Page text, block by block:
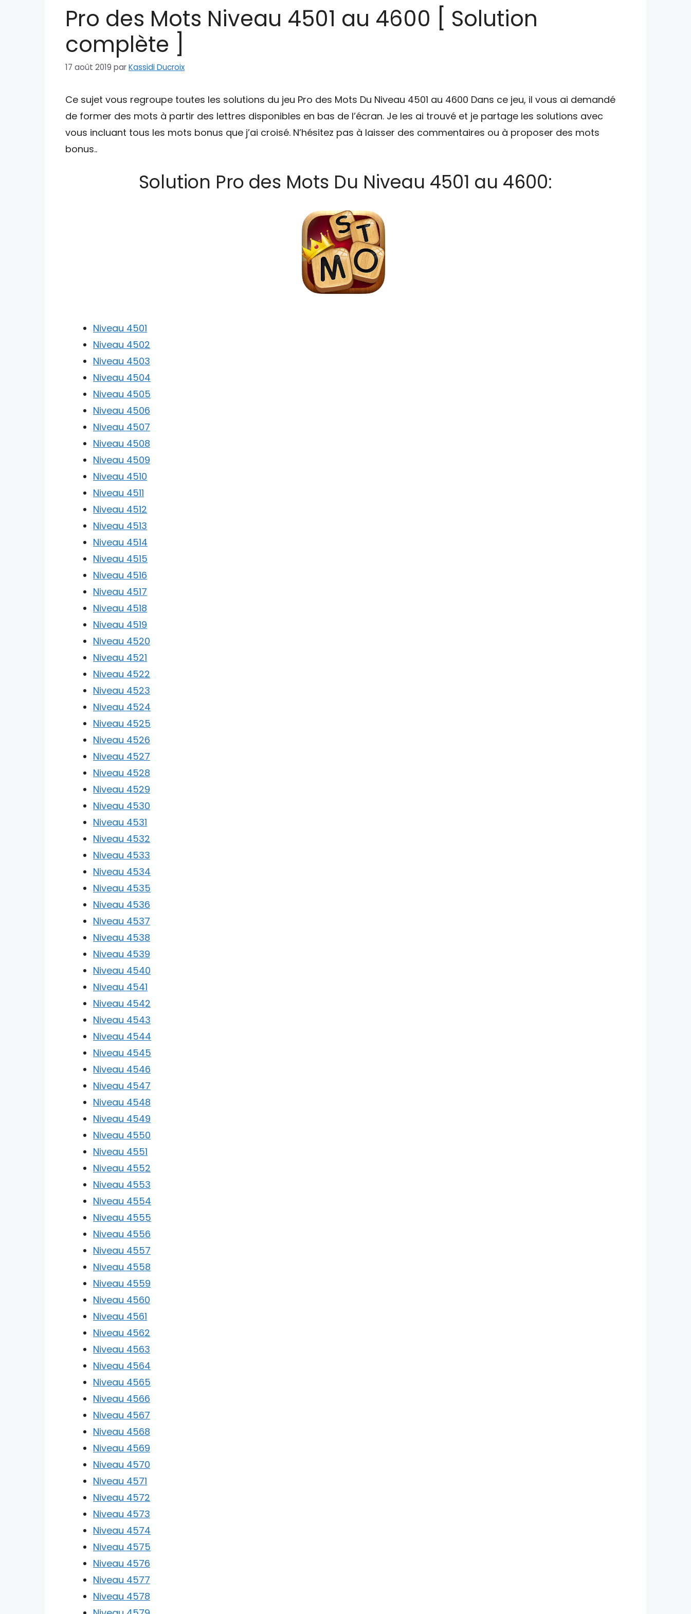
Pro des Mots Niveau 4501 au 4600 [ Solution
complète ]
17 août 2019 parKassidi Ducroix
Ce sujet vous regroupe toutes les solutions du jeu Pro des Mots Du Niveau 4501 au 4600 Dans ce jeu, il vous ai demandé
de former des mots à partir des lettres disponibles en bas de l’écran. Je les ai trouvé et je partage les solutions avec
vous incluant tous les mots bonus que j’ai croisé. N’hésitez pas à laisser des commentaires ou à proposer des mots
bonus..
Solution Pro des Mots Du Niveau 4501 au 4600:
Niveau 4501
Niveau 4502
Niveau 4503
Niveau 4504
Niveau 4505
Niveau 4506
Niveau 4507
Niveau 4508
Niveau 4509
Niveau 4510
Niveau 4511
Niveau 4512
Niveau 4513
Niveau 4514
Niveau 4515
Niveau 4516
Niveau 4517
Niveau 4518
Niveau 4519
Niveau 4520
Niveau 4521
Niveau 4522
Niveau 4523
Niveau 4524
Niveau 4525
Niveau 4526
Niveau 4527
Niveau 4528
Niveau 4529
Niveau 4530
Niveau 4531
Niveau 4532
Niveau 4533
Niveau 4534
Niveau 4535
Niveau 4536
Niveau 4537
Niveau 4538
Niveau 4539
Niveau 4540
Niveau 4541
Niveau 4542
Niveau 4543
Niveau 4544
Niveau 4545
Niveau 4546
Niveau 4547
Niveau 4548
Niveau 4549
Niveau 4550
Niveau 4551
Niveau 4552
Niveau 4553
Niveau 4554
Niveau 4555
Niveau 4556
Niveau 4557
Niveau 4558
Niveau 4559
Niveau 4560
Niveau 4561
Niveau 4562
Niveau 4563
Niveau 4564
Niveau 4565
Niveau 4566
Niveau 4567
Niveau 4568
Niveau 4569
Niveau 4570
Niveau 4571
Niveau 4572
Niveau 4573
Niveau 4574
Niveau 4575
Niveau 4576
Niveau 4577
Niveau 4578